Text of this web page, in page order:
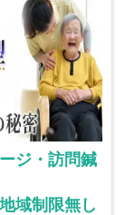
ジ・訪問鍼
域制限無し